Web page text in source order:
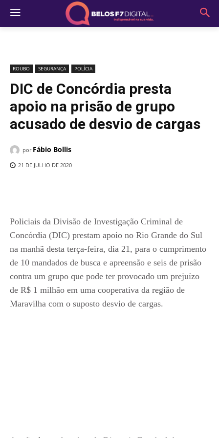
ROUBO SEGURANÇA POLÍCIA
DIC de Concórdia presta
apoio na prisão de grupo
acusado de desvio de cargas
por Fábio Bollis
21 DE JULHO DE 2020
Policiais da Divisão de Investigação Criminal de
Concórdia (DIC) prestam apoio no Rio Grande do Sul
na manhã desta terça-feira, dia 21, para o cumprimento
de 10 mandados de busca e apreensão e seis de prisão
contra um grupo que pode ter provocado um prejuízo
de R$ 1 milhão em uma cooperativa da região de
Maravilha com o suposto desvio de cargas.